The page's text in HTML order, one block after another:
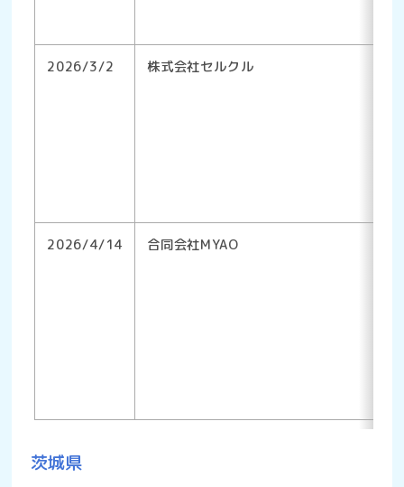
2026/3/2 株式会社セルクル
2026/4/14 合同会社MYAO
茨城県